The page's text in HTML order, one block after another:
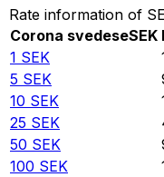
Rate information of
Corona svedeseSEK
1 SEK
5 SEK
10 SEK
25 SEK
50 SEK
100 SEK